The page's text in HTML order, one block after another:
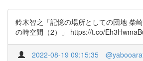
鈴木智之「記憶の場所としての団地 柴
の時空間（2）」 https://t.co/
2022-08-19 09:15:35